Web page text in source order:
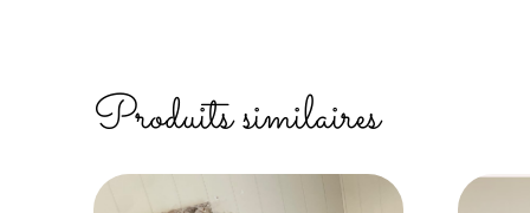
Produits similaires